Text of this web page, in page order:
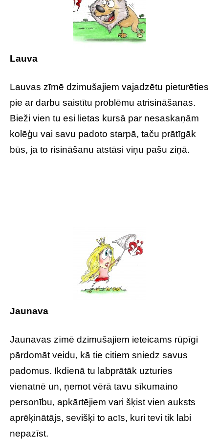
Lauva
Lauvas zīmē dzimušajiem vajadzētu pieturēties
pie ar darbu saistītu problēmu atrisināšanas.
Bieži vien tu esi lietas kursā par nesaskaņām
kolēģu vai savu padoto starpā, taču prātīgāk
būs, ja to risināšanu atstāsi viņu pašu ziņā.
Jaunava
Jaunavas zīmē dzimušajiem ieteicams rūpīgi
pārdomāt veidu, kā tie citiem sniedz savus
padomus. Ikdienā tu labprātāk uzturies
vienatnē un, ņemot vērā tavu sīkumaino
personību, apkārtējiem vari šķist vien auksts
aprēķinātājs, sevišķi to acīs, kuri tevi tik labi
nepazīst.